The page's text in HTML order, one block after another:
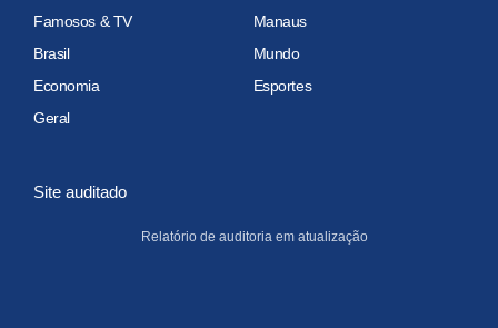
Famosos & TV
Manaus
Brasil
Mundo
Economia
Esportes
Geral
Site auditado
Relatório de auditoria em atualização